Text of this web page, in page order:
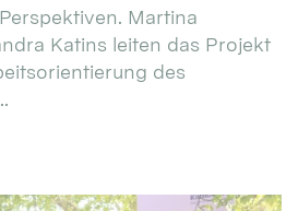
Martina
Katins leiten das Projekt
des